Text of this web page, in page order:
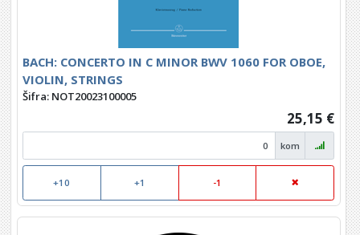
BACH: CONCERTO IN C MINOR BWV 1060 FOR OBOE,
VIOLIN, STRINGS
Šifra: NOT20023100005
25,15 €
kom
+10 +1 -1